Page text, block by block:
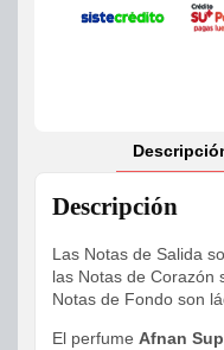
Descripción
Las Notas de Salida
las Notas de Corazón
Notas de Fondo son
El perfume Afnan